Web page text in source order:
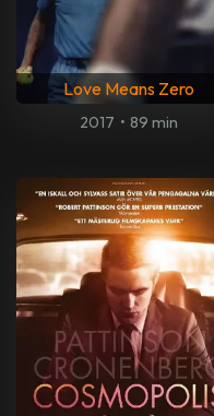
Love Means Zero
2017 • 89 min